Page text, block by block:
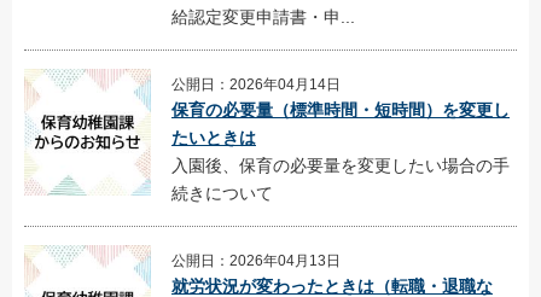
給認定変更申請書・申...
公開日：2026年04月14日
保育の必要量（標準時間・短時間）を変更し
たいときは
入園後、保育の必要量を変更したい場合の手
続きについて
公開日：2026年04月13日
就労状況が変わったときは（転職・退職な